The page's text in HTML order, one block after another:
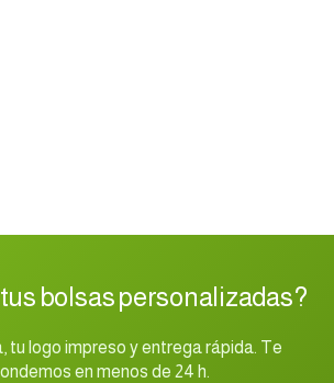
bolsas personalizadas?
tu logo impreso y entrega rápida. Te
en menos de 24 h.